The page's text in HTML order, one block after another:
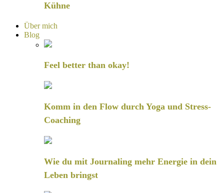
Kühne
Über mich
Blog
Feel better than okay!
Komm in den Flow durch Yoga und Stress-
Coaching
Wie du mit Journaling mehr Energie in dein
Leben bringst